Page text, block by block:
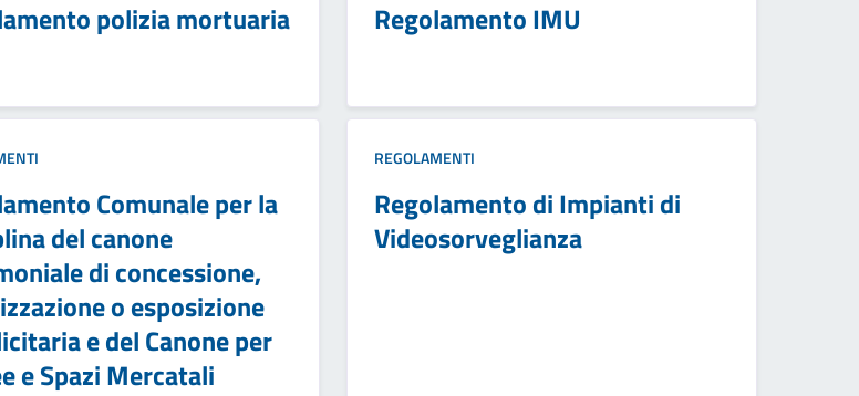
polizia mortuaria Regolamento IMU
Comunale per la
del canone
di concessione,
o esposizione
e del Canone per
e Spazi Mercatali
REGOLAMENTI
Regolamento di Impianti di
Videosorveglianza